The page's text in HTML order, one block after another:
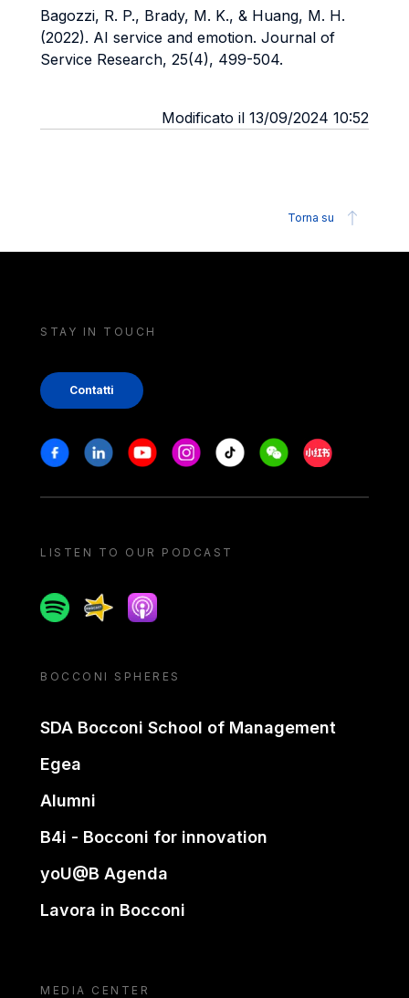
Bagozzi, R. P., Brady, M. K., & Huang, M. H.
(2022). AI service and emotion. Journal of
Service Research, 25(4), 499-504.
Modificato il 13/09/2024 10:52
Torna su
STAY IN TOUCH
Contatti
Stay in touch
FacebookLinkedinYoutubeInstagram
Tiktok WeechatXiaohongshu/
LISTEN TO OUR PODCAST
SpotifySpreakerApple podcast
BOCCONI SPHERES
SDA Bocconi School of Management
Egea
Alumni
B4i - Bocconi for innovation
yoU@B Agenda
Lavora in Bocconi
MEDIA CENTER